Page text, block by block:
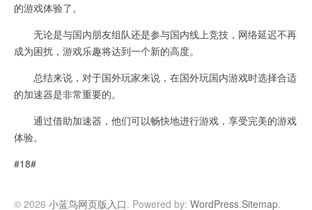
的游戏体验了。
无论是与国内朋友组队还是参与国内线上竞技，网络延迟不再
成为困扰，游戏乐趣将达到一个新的高度。
总结来说，对于国外玩家来说，在国外玩国内游戏时选择合适
的加速器是非常重要的。
通过借助加速器，他们可以畅快地进行游戏，享受完美的游戏
体验。
#18#
© 2026 小蓝鸟网页版入口. Powered by: WordPress.Sitemap.